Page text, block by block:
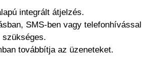
integrált átjelzés.
SMS-ben vagy
szükséges.
továbbítja az üzeneteket.